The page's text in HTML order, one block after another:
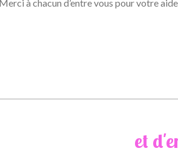
Merci à chacun d’entre vous pour votre
et